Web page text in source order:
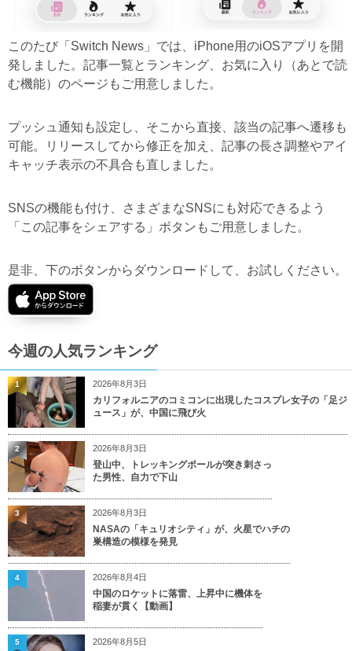
このたび「Switch News」では、iPhone用のiOSアプリを開
発しました。記事一覧とランキング、お気に入り（あとで読
む機能）のページもご用意しました。
プッシュ通知も設定し、そこから直接、該当の記事へ遷移も
可能。リリースしてから修正を加え、記事の長さ調整やアイ
キャッチ表示の不具合も直しました。
SNSの機能も付け、さまざまなSNSにも対応できるよう
「この記事をシェアする」ボタンもご用意しました。
是非、下のボタンからダウンロードして、お試しください。
今週の人気ランキング
2026年8月3日
カリフォルニアのコミコンに出現したコスプレ女子の「足ジ
ュース」が、中国に飛び火
1
2026年8月3日
登山中、トレッキングポールが突き刺さっ
た男性、自力で下山
2
2026年8月3日
NASAの「キュリオシティ」が、火星でハチの
巣構造の模様を発見
3
2026年8月4日
中国のロケットに落雷、上昇中に機体を
稲妻が貫く【動画】
4
2026年8月5日
5